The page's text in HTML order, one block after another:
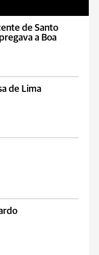
de Santo
a Boa
de Lima